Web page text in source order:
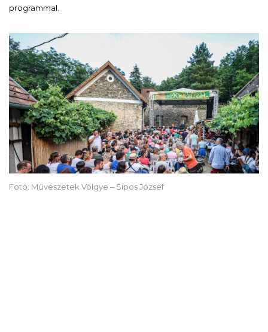
programmal.
Fotó: Művészetek Völgye – Sipos József